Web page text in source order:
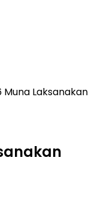
Muna Laksanakan